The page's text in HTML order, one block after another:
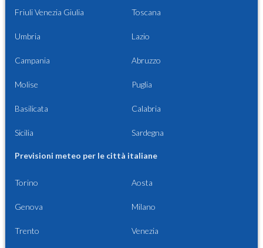
Friuli Venezia Giulia Toscana
Umbria Lazio
Campania Abruzzo
Molise Puglia
Basilicata Calabria
Sicilia Sardegna
Previsioni meteo per le città italiane
Torino Aosta
Genova Milano
Trento Venezia